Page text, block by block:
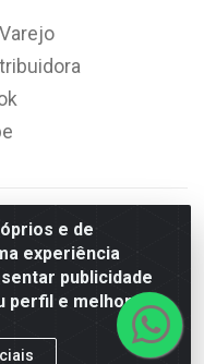
e de
experiência
publicidade
perfil e melhorar a
reservados.
importadora e
09.262.859/0001-43 -
Campina Grande/PB